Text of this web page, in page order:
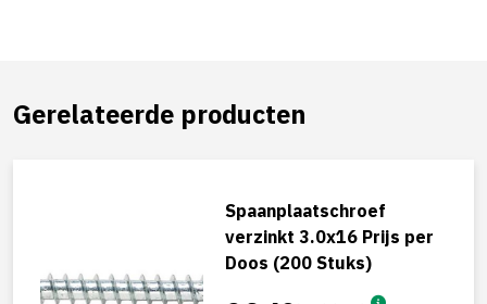
Gerelateerde producten
Spaanplaatschroef
verzinkt 3.0x16 Prijs per
Doos (200 Stuks)